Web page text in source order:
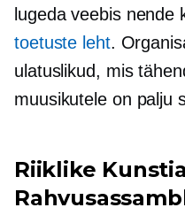
lugeda veebis nende
toetuste leht.
ulatuslikud, mis
muusikutele on palju
Riiklike